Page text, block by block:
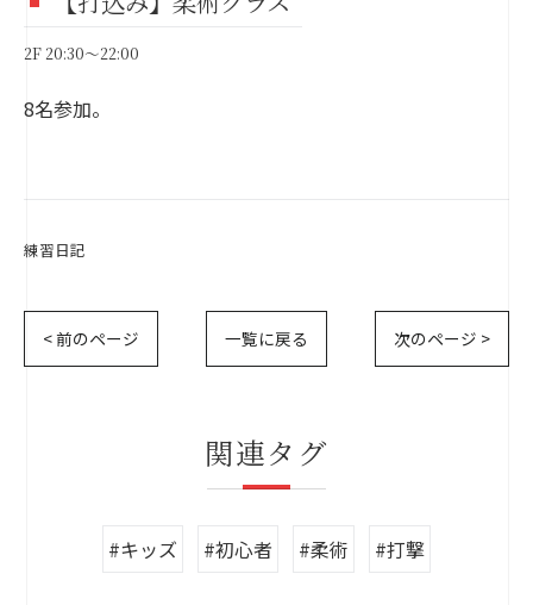
2F 20:30～22:00
8名参加。
練習日記
< 前のページ 一覧に戻る 次のページ >
関連タグ
#キッズ #初心者 #柔術 #打撃